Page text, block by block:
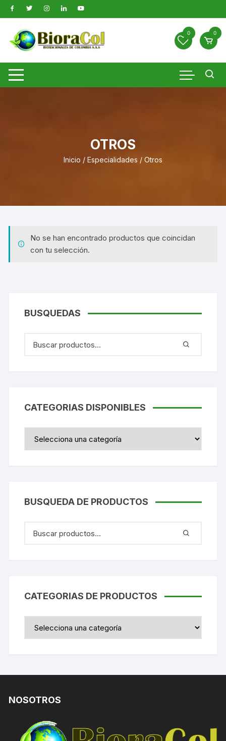
Saltar
al
contenido
0 0
OTROS
Inicio / Especialidades / Otros
No se han encontrado productos que coincidan
con tu selección.
BUSQUEDAS
CATEGORIAS DISPONIBLES
BUSQUEDA DE PRODUCTOS
CATEGORIAS DE PRODUCTOS
NOSOTROS